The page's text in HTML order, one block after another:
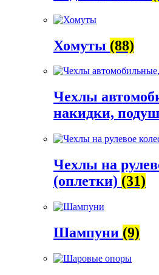
Хомуты (88)
Чехлы
накидки,
Чехлы на
(оплетки) (31)
Шампуни (9)